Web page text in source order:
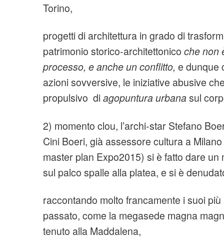
Torino,
progetti di architettura in grado di
patrimonio storico-architettonico che non
processo, e anche un conflitto, e dunque
azioni sovversive, le iniziative abusive
propulsivo diagopuntura urbana sul
2) momento clou, l’archi-star Stefano
Cini Boeri, già assessore cultura a
master plan Expo2015) si è fatto dare un
sul palco spalle alla platea, e si è
raccontando molto francamente i suoi
passato, come la megasede magna
tenuto alla Maddalena,